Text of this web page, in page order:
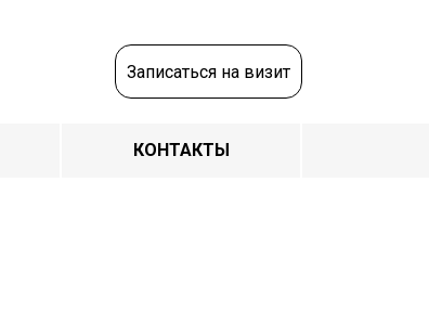
Записаться на визит
КОНТАКТЫ